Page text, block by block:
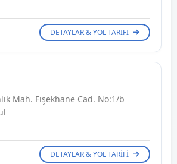
DETAYLAR & YOL TARIFI
Mah. Fişekhane Cad. No:1/b
DETAYLAR & YOL TARIFI